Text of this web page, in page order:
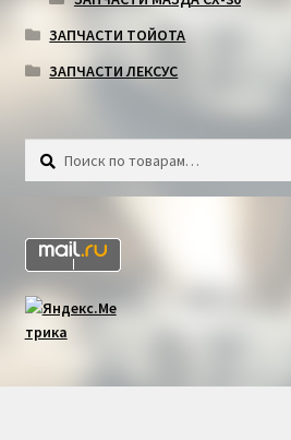
ЗАПЧАСТИ ТОЙОТА
ЗАПЧАСТИ ЛЕКСУС
Искать:
Поиск